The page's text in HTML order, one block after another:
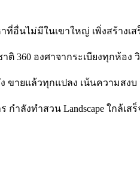
ที่อื่นไม่มีในเขาใหญ่ เพิ่งสร้างเส
ติ 360 องศาจากระเบียงทุก
ขายแล้วทุกแปลง เน้นความส
ำลังทำสวน Landscape ใกล้เ